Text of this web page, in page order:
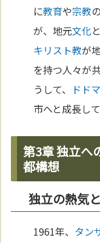
に教育や宗教
が、地元文化
キリスト教が
を持つ人々が
うして、 ドドマ
市へと成長し
第3章 独立へ
都構想
独立の熱気
1961年、 タン